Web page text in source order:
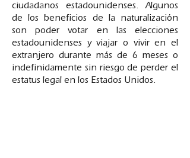
ciudadanos estadounidenses. Algunos
de los beneficios de la naturalización
son poder votar en las elecciones
estadounidenses y viajar o vivir en el
extranjero durante más de 6 meses o
indefinidamente sin riesgo de perder el
estatus legal en los Estados Unidos.